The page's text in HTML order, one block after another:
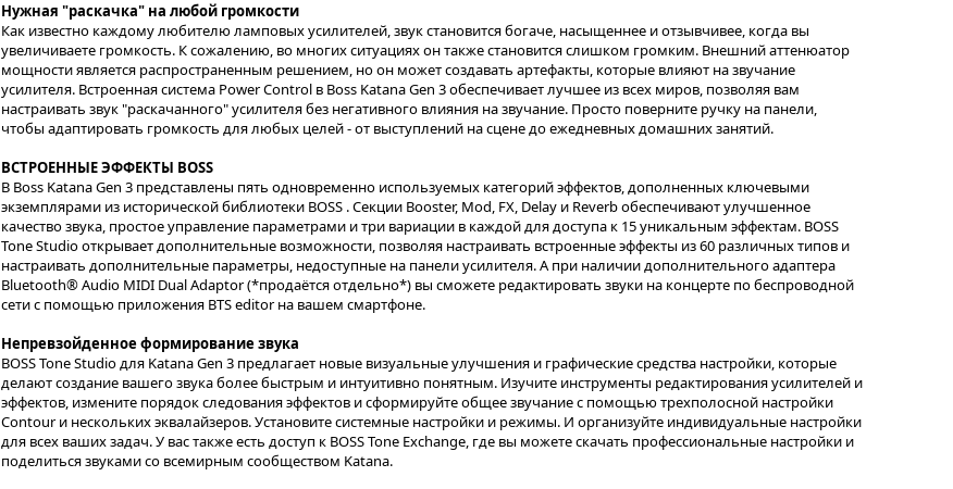
Нужная "раскачка" на любой громкости
Как известно каждому любителю ламповых усилителей, звук становится богаче, насыщеннее и отзывчивее, когда вы
увеличиваете громкость. К сожалению, во многих ситуациях он также становится слишком громким. Внешний аттенюатор
мощности является распространенным решением, но он может создавать артефакты, которые влияют на звучание
усилителя. Встроенная система Power Control в Boss Katana Gen 3 обеспечивает лучшее из всех миров, позволяя вам
настраивать звук "раскачанного" усилителя без негативного влияния на звучание. Просто поверните ручку на панели,
чтобы адаптировать громкость для любых целей - от выступлений на сцене до ежедневных домашних занятий.
ВСТРОЕННЫЕ ЭФФЕКТЫ BOSS
В Boss Katana Gen 3 представлены пять одновременно используемых категорий эффектов, дополненных ключевыми
экземплярами из исторической библиотеки BOSS . Секции Booster, Mod, FX, Delay и Reverb обеспечивают улучшенное
качество звука, простое управление параметрами и три вариации в каждой для доступа к 15 уникальным эффектам. BOSS
Tone Studio открывает дополнительные возможности, позволяя настраивать встроенные эффекты из 60 различных типов и
настраивать дополнительные параметры, недоступные на панели усилителя. А при наличии дополнительного адаптера
Bluetooth® Audio MIDI Dual Adaptor (*продаётся отдельно*) вы сможете редактировать звуки на концерте по беспроводной
сети с помощью приложения BTS editor на вашем смартфоне.
Непревзойденное формирование звука
BOSS Tone Studio для Katana Gen 3 предлагает новые визуальные улучшения и графические средства настройки, которые
делают создание вашего звука более быстрым и интуитивно понятным. Изучите инструменты редактирования усилителей и
эффектов, измените порядок следования эффектов и сформируйте общее звучание с помощью трехполосной настройки
Contour и нескольких эквалайзеров. Установите системные настройки и режимы. И организуйте индивидуальные настройки
для всех ваших задач. У вас также есть доступ к BOSS Tone Exchange, где вы можете скачать профессиональные настройки и
поделиться звуками со всемирным сообществом Katana.